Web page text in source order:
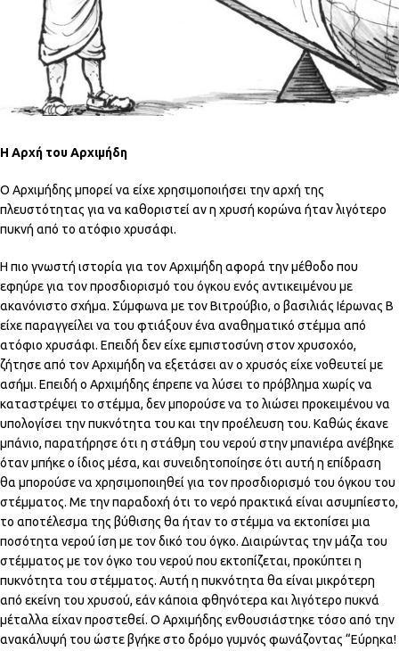
Η Αρχή του Αρχιμήδη
Ο Αρχιμήδης μπορεί να είχε χρησιμοποιήσει την αρχή της
πλευστότητας για να καθοριστεί αν η χρυσή κορώνα ήταν λιγότερο
πυκνή από το ατόφιο χρυσάφι.
Η πιο γνωστή ιστορία για τον Αρχιμήδη αφορά την μέθοδο που
εφηύρε για τον προσδιορισμό του όγκου ενός αντικειμένου με
ακανόνιστο σχήμα. Σύμφωνα με τον Βιτρούβιο, ο βασιλιάς Ιέρωνας Β
είχε παραγγείλει να του φτιάξουν ένα αναθηματικό στέμμα από
ατόφιο χρυσάφι. Επειδή δεν είχε εμπιστοσύνη στον χρυσοχόο,
ζήτησε από τον Αρχιμήδη να εξετάσει αν ο χρυσός είχε νοθευτεί με
ασήμι. Επειδή ο Αρχιμήδης έπρεπε να λύσει το πρόβλημα χωρίς να
καταστρέψει το στέμμα, δεν μπορούσε να το λιώσει προκειμένου να
υπολογίσει την πυκνότητα του και την προέλευση του. Καθώς έκανε
μπάνιο, παρατήρησε ότι η στάθμη του νερού στην μπανιέρα ανέβηκε
όταν μπήκε ο ίδιος μέσα, και συνειδητοποίησε ότι αυτή η επίδραση
θα μπορούσε να χρησιμοποιηθεί για τον προσδιορισμό του όγκου του
στέμματος. Με την παραδοχή ότι το νερό πρακτικά είναι ασυμπίεστο,
το αποτέλεσμα της βύθισης θα ήταν το στέμμα να εκτοπίσει μια
ποσότητα νερού ίση με τον δικό του όγκο. Διαιρώντας την μάζα του
στέμματος με τον όγκο του νερού που εκτοπίζεται, προκύπτει η
πυκνότητα του στέμματος. Αυτή η πυκνότητα θα είναι μικρότερη
από εκείνη του χρυσού, εάν κάποια φθηνότερα και λιγότερο πυκνά
μέταλλα είχαν προστεθεί. Ο Αρχιμήδης ενθουσιάστηκε τόσο από την
ανακάλυψή του ώστε βγήκε στο δρόμο γυμνός φωνάζοντας “Εύρηκα!